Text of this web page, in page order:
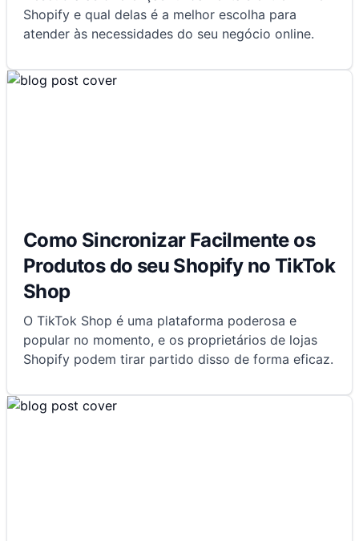
Shopify e qual delas é a melhor escolha para
atender às necessidades do seu negócio online.
Como Sincronizar Facilmente os
Produtos do seu Shopify no TikTok
Shop
O TikTok Shop é uma plataforma poderosa e
popular no momento, e os proprietários de lojas
Shopify podem tirar partido disso de forma eficaz.